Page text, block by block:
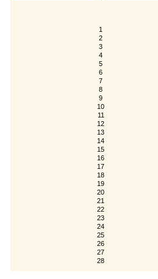
1
2
3
4
5
6
7
8
9
10
11
12
13
14
15
16
17
18
19
20
21
22
23
24
25
26
27
28